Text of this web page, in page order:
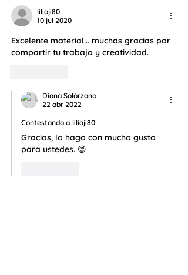
liliaji80
10 jul 2020
Excelente material... muchas gracias por
compartir tu trabajo y creatividad.
Diana Solórzano
22 abr 2022
Contestando a liliaji80
Gracias, lo hago con mucho gusto
para ustedes. 😊